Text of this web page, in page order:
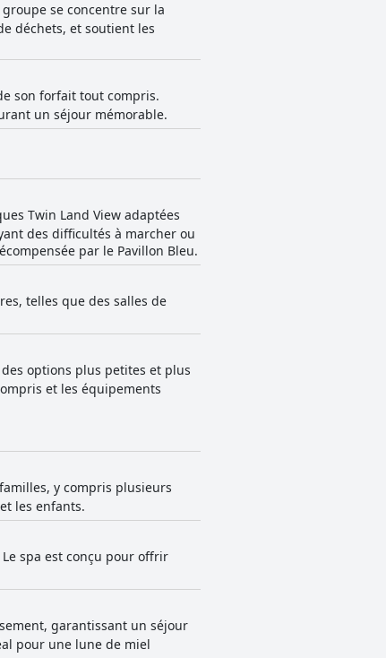
se concentre sur la
déchets, et soutient les
son forfait tout compris.
un séjour mémorable.
Twin Land View adaptées
des difficultés à marcher ou
par le Pavillon Bleu.
telles que des salles de
options plus petites et plus
et les équipements
y compris plusieurs
les enfants.
spa est conçu pour offrir
garantissant un séjour
pour une lune de miel